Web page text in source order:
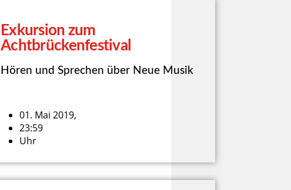
Exkursion zum
Achtbrückenfestival
Hören und Sprechen über Neue Musik
01. Mai 2019,
23:59
Uhr